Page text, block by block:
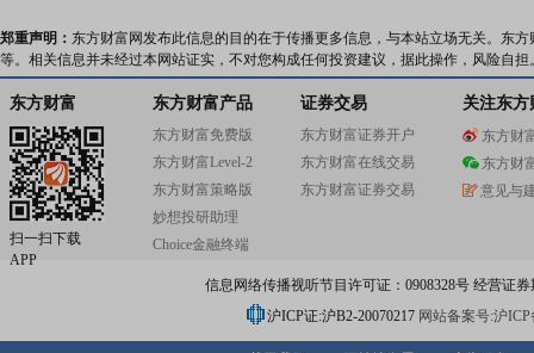
郑重声明： 东方财富网发布此信息的目的在于传播更多信息，与本站立场无关。东
等。相关信息并未经过本网站证实，不对您构成任何投资建议，据此操作，风险自担